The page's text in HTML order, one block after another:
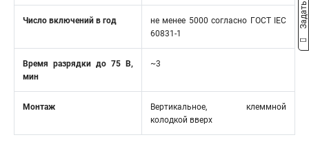
Число включений в год
не менее 5000 согласно ГОСТ IEC
60831-1
Время разрядки до 75 В,
мин
~3
Монтаж
Вертикальное, клеммной
колодкой вверх